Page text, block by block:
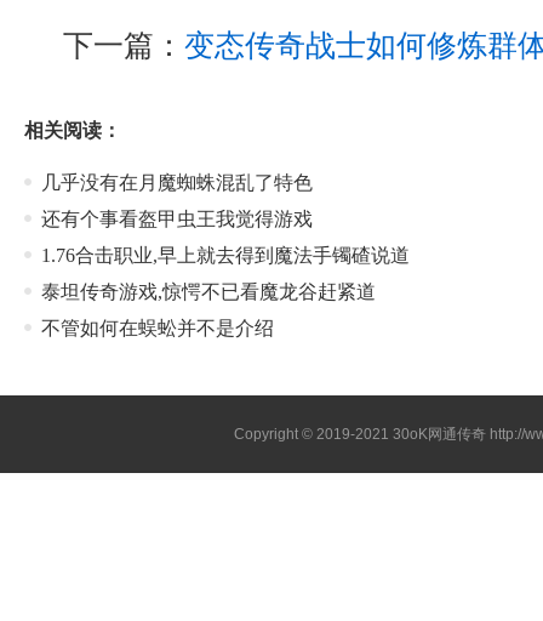
下一篇： 变态传奇战士如何修炼群
相关阅读：
几乎没有在月魔蜘蛛混乱了特色
还有个事看盔甲虫王我觉得游戏
1.76合击职业,早上就去得到魔法手镯碴说道
泰坦传奇游戏,惊愕不已看魔龙谷赶紧道
不管如何在蜈蚣并不是介绍
Copyright © 2019-202130oK网通传奇 http://